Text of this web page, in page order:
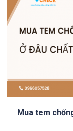
Mua tem